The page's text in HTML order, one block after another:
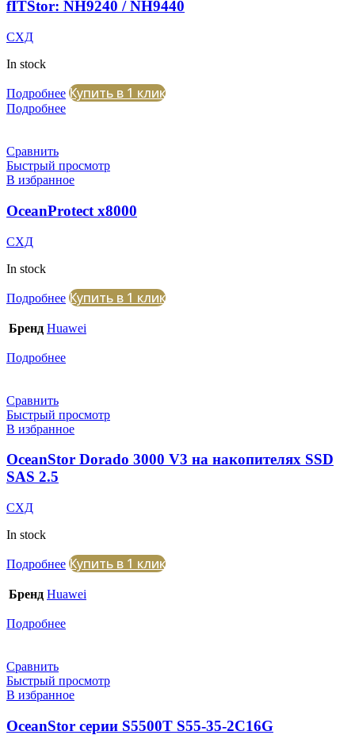
fITStor: NH9240 / NH9440
СХД
In stock
Подробнее Купить в 1 клик
Подробнее
Сравнить
Быстрый просмотр
В избранное
OceanProtect x8000
СХД
In stock
Подробнее Купить в 1 клик
Бренд Huawei
Подробнее
Сравнить
Быстрый просмотр
В избранное
OceanStor Dorado 3000 V3 на накопителях SSD
SAS 2.5
СХД
In stock
Подробнее Купить в 1 клик
Бренд Huawei
Подробнее
Сравнить
Быстрый просмотр
В избранное
OceanStor серии S5500T S55-35-2C16G